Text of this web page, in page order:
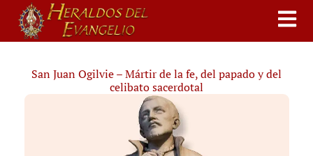
San Juan Ogilvie – Mártir de la fe, del papado y del
celibato sacerdotal